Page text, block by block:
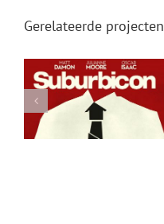
Gerelateerde projecten
Star Wars: The Last